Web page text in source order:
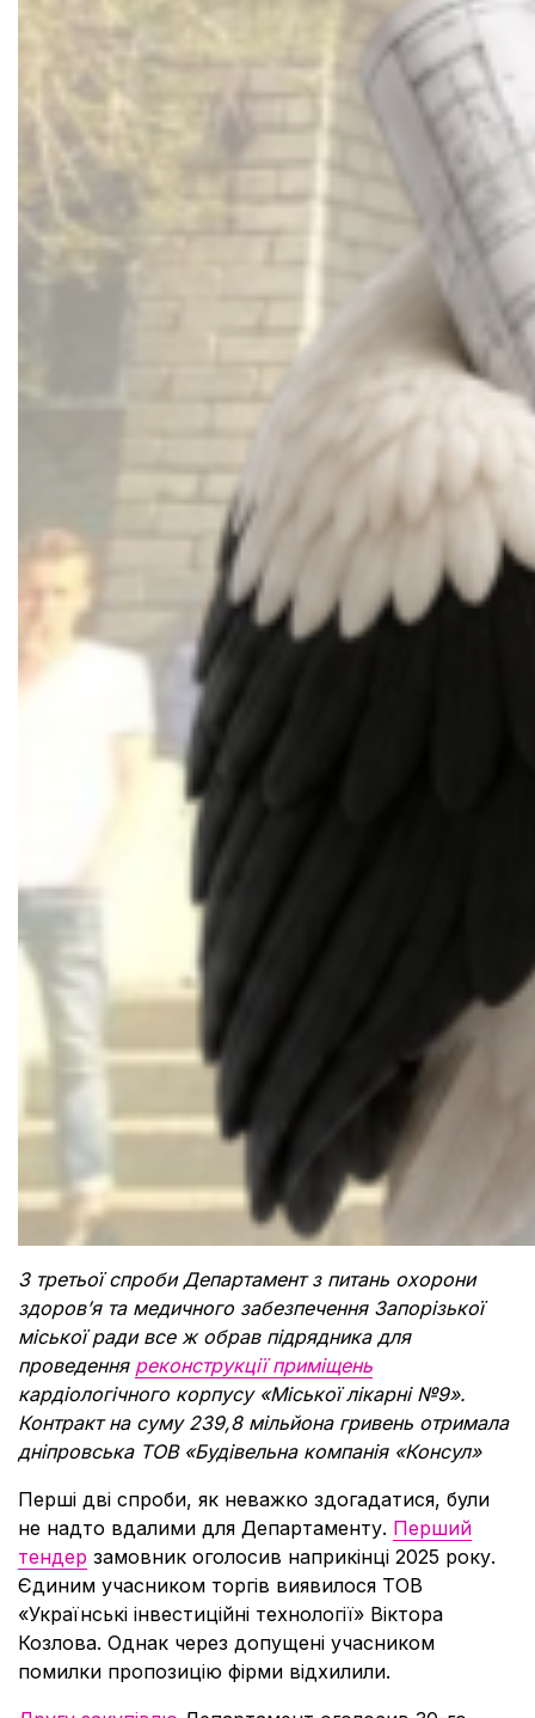
З третьої спроби Департамент з питань охорони
здоров’я та медичного забезпечення Запорізької
міської ради все ж обрав підрядника для
проведення реконструкції приміщень
кардіологічного корпусу «Міської лікарні №9».
Контракт на суму 239,8 мільйона гривень отримала
дніпровська ТОВ «Будівельна компанія «Консул»
Перші дві спроби, як неважко здогадатися, були
не надто вдалими для Департаменту. Перший
тендер замовник оголосив наприкінці 2025 року.
Єдиним учасником торгів виявилося ТОВ
«Українські інвестиційні технології» Віктора
Козлова. Однак через допущені учасником
помилки пропозицію фірми відхилили.